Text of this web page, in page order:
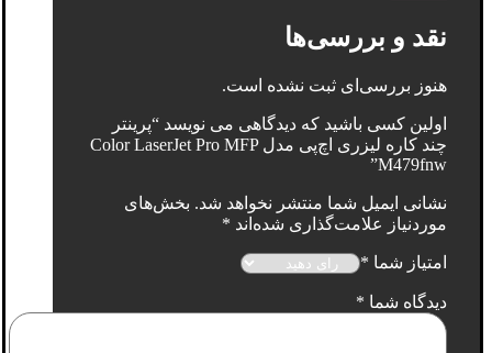
نقد و بررسی‌ها
هنوز بررسی‌ای ثبت نشده است.
اولین کسی باشید که دیدگاهی می نویسد “پرینتر
چند کاره لیزری اچ‌پی مدل Color LaserJet Pro MFP
M479fnw”
نشانی ایمیل شما منتشر نخواهد شد. بخش‌های
موردنیاز علامت‌گذاری شده‌اند *
امتیاز شما *
دیدگاه شما *